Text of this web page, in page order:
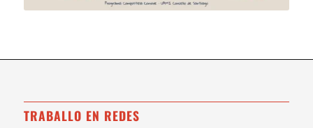
TRABALLO EN REDES